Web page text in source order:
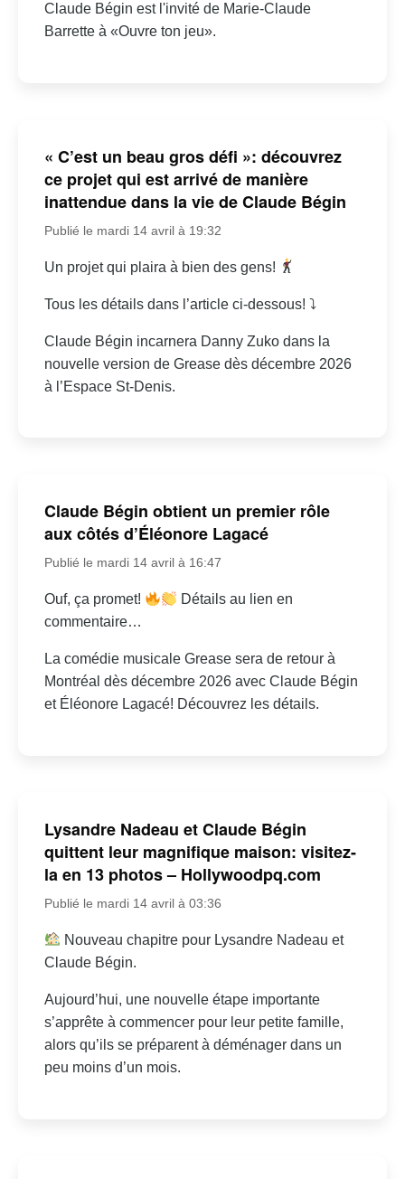
Claude Bégin est l'invité de Marie-Claude
Barrette à «Ouvre ton jeu».
« C’est un beau gros défi »: découvrez
ce projet qui est arrivé de manière
inattendue dans la vie de Claude Bégin
Publié le mardi 14 avril à 19:32
Un projet qui plaira à bien des gens!
Tous les détails dans l’article ci-dessous! ⤵
Claude Bégin incarnera Danny Zuko dans la
nouvelle version de Grease dès décembre 2026
à l’Espace St-Denis.
Claude Bégin obtient un premier rôle
aux côtés d’Éléonore Lagacé
Publié le mardi 14 avril à 16:47
Ouf, ça promet!
Détails au lien en
commentaire…
La comédie musicale Grease sera de retour à
Montréal dès décembre 2026 avec Claude Bégin
et Éléonore Lagacé! Découvrez les détails.
Lysandre Nadeau et Claude Bégin
quittent leur magnifique maison: visitez-
la en 13 photos – Hollywoodpq.com
Publié le mardi 14 avril à 03:36
Nouveau chapitre pour Lysandre Nadeau et
Claude Bégin.
Aujourd’hui, une nouvelle étape importante
s’apprête à commencer pour leur petite famille,
alors qu’ils se préparent à déménager dans un
peu moins d’un mois.